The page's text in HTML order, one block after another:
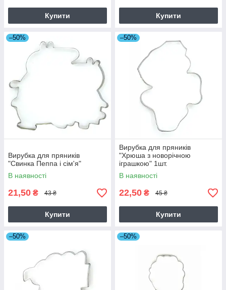
Купити Купити
–50%
Вирубка для пряників
"Свинка Пеппа і сім'я"
В наявності
21,50 ₴ 43 ₴
Купити
–50%
Вирубка для пряників
"Хрюша з новорічною
іграшкою" 1шт.
В наявності
22,50 ₴ 45 ₴
Купити
–50% –50%